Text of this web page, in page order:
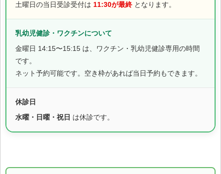
土曜日の当日受診受付は 11:30が最終 となります。
乳幼児健診・ワクチンについて
金曜日 14:15〜15:15 は、ワクチン・乳幼児健診専用の時間
です。
ネット予約可能です。空き枠があれば当日予約もできます。
休診日
水曜・日曜・祝日 は休診です。